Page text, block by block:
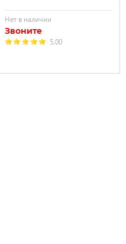
Нет в наличии
Звоните
5.00